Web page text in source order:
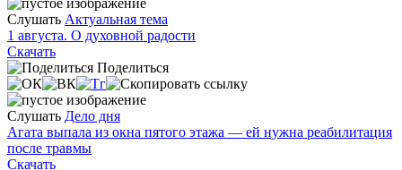
Слушать Актуальная тема
1 августа. О духовной радости
Скачать
Поделиться
Слушать Дело дня
Агата выпала из окна пятого этажа — ей нужна реабилитация
после травмы
Скачать